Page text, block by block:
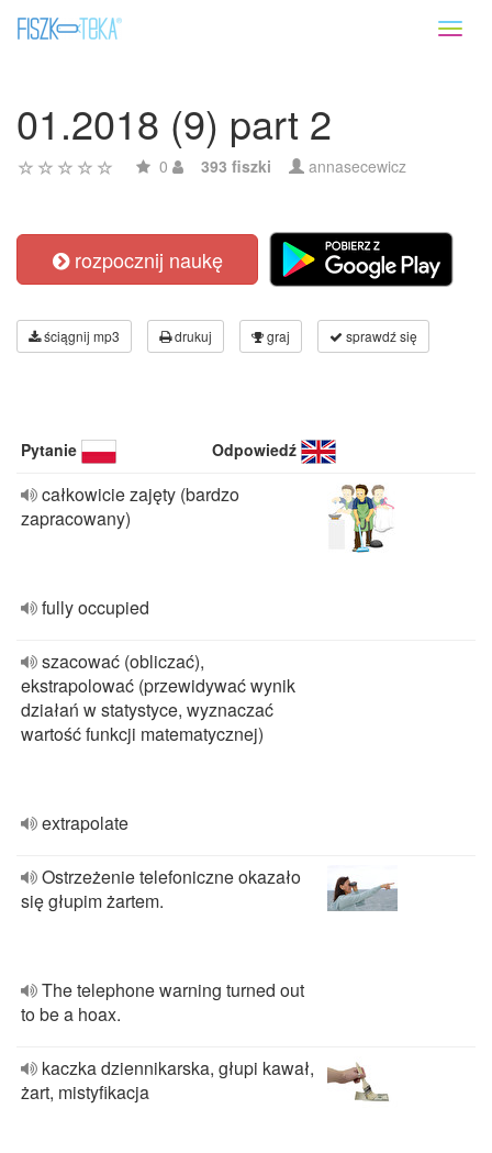
01.2018 (9) part 2
0 393 fiszki annasecewicz
rozpocznij naukę
ściągnij mp3 drukuj graj sprawdź się
Pytanie Odpowiedź
całkowicie zajęty (bardzo
zapracowany)
fully occupied
szacować (obliczać),
ekstrapolować (przewidywać wynik
działań w statystyce, wyznaczać
wartość funkcji matematycznej)
extrapolate
Ostrzeżenie telefoniczne okazało
się głupim żartem.
The telephone warning turned out
to be a hoax.
kaczka dziennikarska, głupi kawał,
żart, mistyfikacja